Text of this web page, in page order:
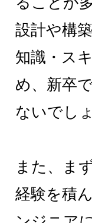
設計や構
知識・ス
め、新卒
ないでし
また、ま
経験を積